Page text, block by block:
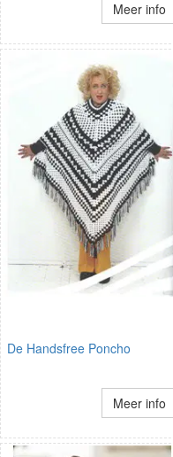
Meer info
De Handsfree Poncho
Meer info